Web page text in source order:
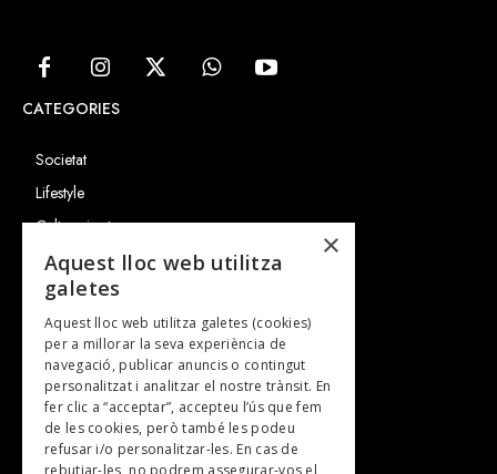
CATEGORIES
Societat
Lifestyle
Cultura i art
Entrevistes
Gastronomia
TV
Plans per fer
Revistes
SUBSCRIU-TE A LA NOSTRA NEWSLETTER!
×
Aquest lloc web utilitza
galetes
Aquest lloc web utilitza galetes (cookies)
per a millorar la seva experiència de
navegació, publicar anuncis o contingut
personalitzat i analitzar el nostre trànsit. En
fer clic a “acceptar”, accepteu l’ús que fem
de les cookies, però també les podeu
refusar i/o personalitzar-les. En cas de
rebutjar-les, no podrem assegurar-vos el